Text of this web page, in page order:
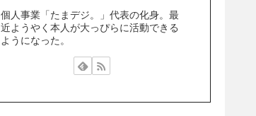
個人事業「たまデジ。」代表の化身。最
近ようやく本人が大っぴらに活動できる
ようになった。